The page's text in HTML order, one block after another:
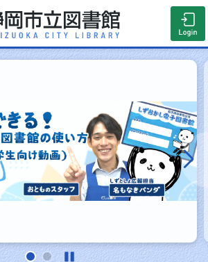
中学生向け動画公開
2024年09月03日 17時00分